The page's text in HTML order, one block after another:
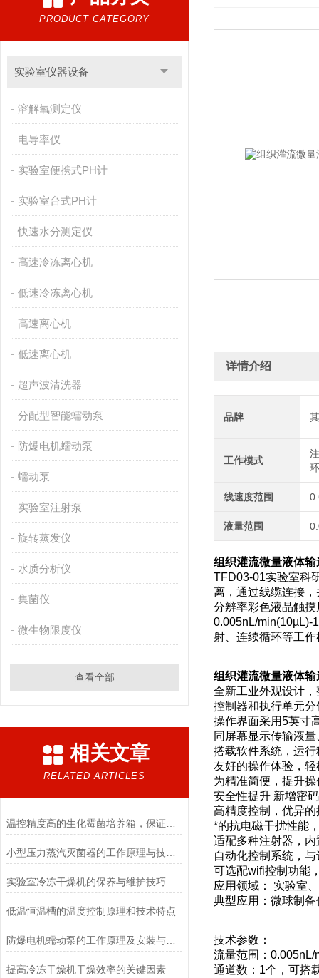
PRODUCT CATEGORY
实验室仪器设备
溶解氧测定仪
电导率仪
实验室便携式PH计
实验室台式PH计
快速水分测定仪
高速冷冻离心机
低速冷冻离心机
高速离心机
低速离心机
超声波清洗器
分配型智能蠕动泵
防爆电机蠕动泵
蠕动泵
实验室注射泵
旋转蒸发仪
水质分析仪
集菌仪
微生物限度仪
查看全部
相关文章
RELATED ARTICLES
小型压力蒸汽灭菌器的工作原理与技术优势概述
低温恒温槽的温度控制原理和技术特点
防爆电机蠕动泵的工作原理及安装与配管
提高冷冻干燥机干燥效率的关键因素
详情介绍
品牌
工作模式
线速度范围
液量范围
组织灌流微量液体
TFD03-01实验室科
离，通过线缆连接
分辨率彩色液晶触
0.005nL/min(10µL)-
射、连续循环等工
组织灌流微量液体
全新工业外观设计
控制器和执行单元
操作界面采用5英寸
同屏幕显示传输液
搭载软件系统，运
友好的操作体验，
为精准简便，提升
安全性提升 新增密
高精度控制，优异
*的抗电磁干扰性能
适配多种注射器，
自动化控制系统，
可选配wifi控制功能
应用领域： 实验室
典型应用：微球制
技术参数：
流量范围：
通道数：1个，可搭